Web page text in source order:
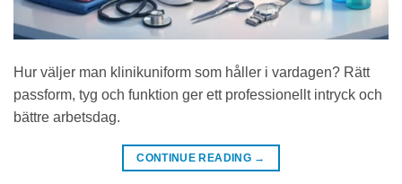
Hur väljer man klinikuniform som håller i vardagen? Rätt
passform, tyg och funktion ger ett professionellt intryck och
bättre arbetsdag.
CONTINUE READING →